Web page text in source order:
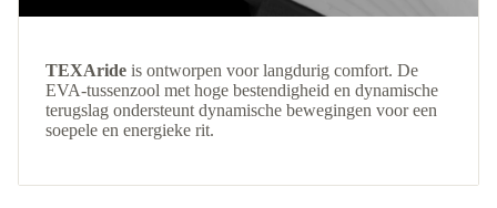
TEXAride is ontworpen voor langdurig comfort. De
EVA-tussenzool met hoge bestendigheid en dynamische
terugslag ondersteunt dynamische bewegingen voor een
soepele en energieke rit.